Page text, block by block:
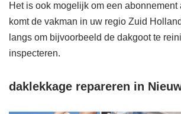
Het is ook mogelijk om een abonnement
komt de vakman in uw regio Zuid
langs om bijvoorbeeld de dakgoot te
inspecteren.
daklekkage repareren in